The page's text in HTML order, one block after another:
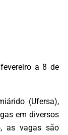
a 8 de
(Ufersa),
em diversos
as vagas são